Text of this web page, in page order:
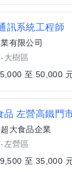
訊系統工程師
有限公司
大樹區
至 50,000
品 左營高鐵門
大食品企業
左營區
至 35,000